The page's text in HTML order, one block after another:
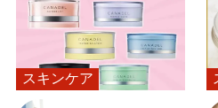
スキンケア